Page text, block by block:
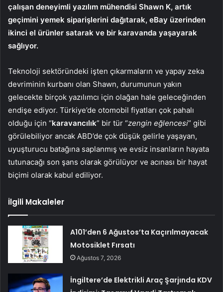
çalışan deneyimli yazılım mühendisi Shawn K, artık
geçimini yemek siparişlerini dağıtarak, eBay üzerinden
ikinci el ürünler satarak ve bir karavanda yaşayarak
sağlıyor.
Teknoloji sektöründeki işten çıkarmaların ve yapay zeka
devriminin kurbanı olan Shawn, durumunun yakın
gelecekte birçok yazılımcı için olağan hale geleceğinden
endişe ediyor. Türkiye’de otomobil fiyatları çok pahalı
olduğu için “karavancılık” bir tür “zengin eğlencesi” gibi
görülebiliyor ancak ABD’de çok düşük gelirle yaşayan,
uyuşturucu batağına saplanmış ve evsiz insanların hayata
tutunacağı son şans olarak görülüyor ve acınası bir hayat
biçimi olarak kabul ediliyor.
İlgili Makaleler
A101’den 6 Ağustos’ta Kaçırılmayacak
Motosiklet Fırsatı
Ağustos 7, 2026
İngiltere’de Elektrikli Araç Şarjında KDV